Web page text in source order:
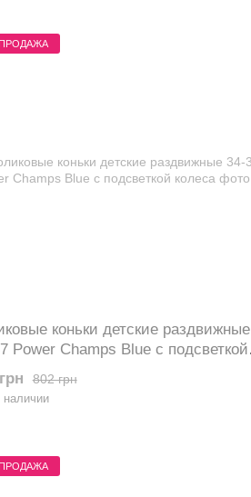
коньки детские раздвижные
Power Champs Blue с подсветкой
802 грн
наличии